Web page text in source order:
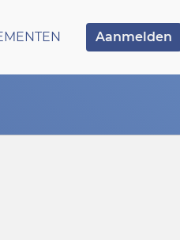
Aanmelden